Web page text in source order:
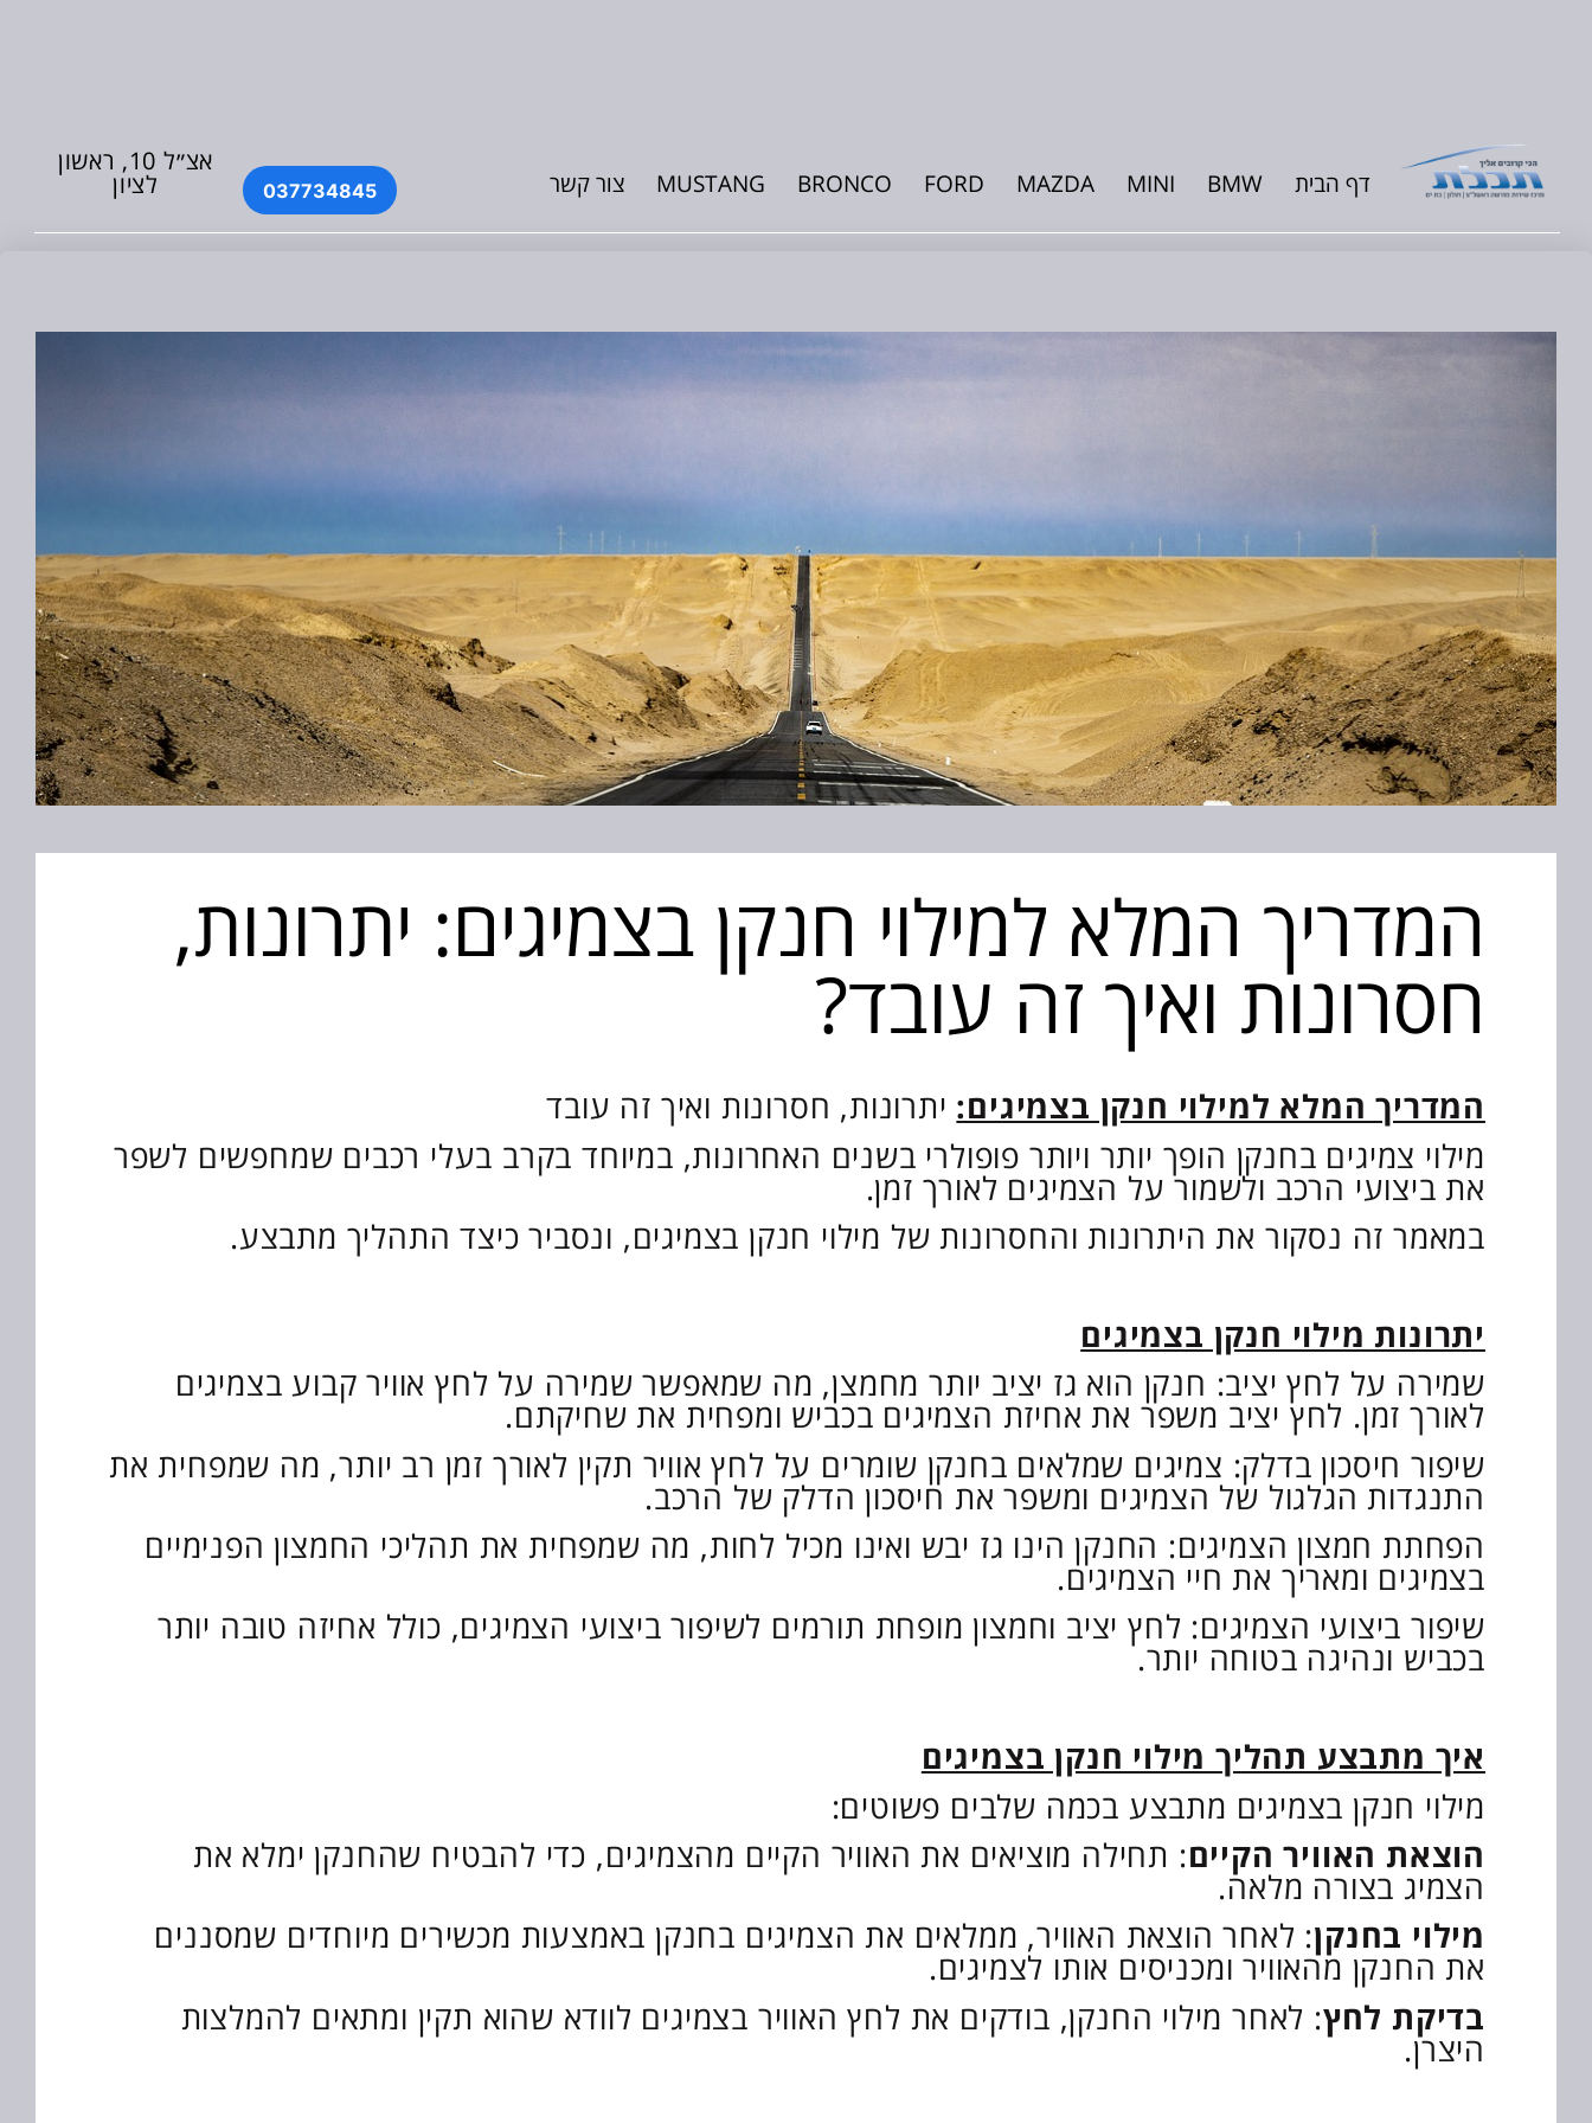
דף הבית BMW
MINI
MAZDA
FORD
BRONCO
MUSTANG צור קשר 037734845
אצ״ל 10, ראשון
לציון
המדריך המלא למילוי חנקן בצמיגים: יתרונות,
חסרונות ואיך זה עובד?
המדריך המלא למילוי חנקן בצמיגים: יתרונות, חסרונות ואיך זה עובד
מילוי צמיגים בחנקן הופך יותר ויותר פופולרי בשנים האחרונות, במיוחד בקרב בעלי רכבים שמחפשים לשפר
את ביצועי הרכב ולשמור על הצמיגים לאורך זמן.
במאמר זה נסקור את היתרונות והחסרונות של מילוי חנקן בצמיגים, ונסביר כיצד התהליך מתבצע.
יתרונות מילוי חנקן בצמיגים
שמירה על לחץ יציב: חנקן הוא גז יציב יותר מחמצן, מה שמאפשר שמירה על לחץ אוויר קבוע בצמיגים
לאורך זמן. לחץ יציב משפר את אחיזת הצמיגים בכביש ומפחית את שחיקתם.
שיפור חיסכון בדלק: צמיגים שמלאים בחנקן שומרים על לחץ אוויר תקין לאורך זמן רב יותר, מה שמפחית את
התנגדות הגלגול של הצמיגים ומשפר את חיסכון הדלק של הרכב.
הפחתת חמצון הצמיגים: החנקן הינו גז יבש ואינו מכיל לחות, מה שמפחית את תהליכי החמצון הפנימיים
בצמיגים ומאריך את חיי הצמיגים.
שיפור ביצועי הצמיגים: לחץ יציב וחמצון מופחת תורמים לשיפור ביצועי הצמיגים, כולל אחיזה טובה יותר
בכביש ונהיגה בטוחה יותר.
איך מתבצע תהליך מילוי חנקן בצמיגים
מילוי חנקן בצמיגים מתבצע בכמה שלבים פשוטים:
הוצאת האוויר הקיים: תחילה מוציאים את האוויר הקיים מהצמיגים, כדי להבטיח שהחנקן ימלא את
הצמיג בצורה מלאה.
מילוי בחנקן: לאחר הוצאת האוויר, ממלאים את הצמיגים בחנקן באמצעות מכשירים מיוחדים שמסננים
את החנקן מהאוויר ומכניסים אותו לצמיגים.
בדיקת לחץ: לאחר מילוי החנקן, בודקים את לחץ האוויר בצמיגים לוודא שהוא תקין ומתאים להמלצות
היצרן.